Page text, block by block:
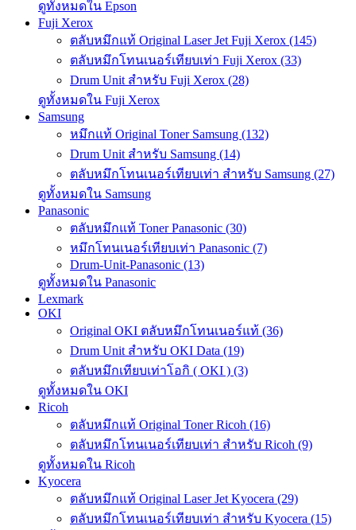
ดูทั้งหมดใน Epson
Fuji Xerox
ตลับหมึกแท้ Original Laser Jet Fuji Xerox (145)
ตลับหมึกโทนเนอร์เทียบเท่า Fuji Xerox (33)
Drum Unit สำหรับ Fuji Xerox (28)
ดูทั้งหมดใน Fuji Xerox
Samsung
หมึกแท้ Original Toner Samsung (132)
Drum Unit สำหรับ Samsung (14)
ตลับหมึกโทนเนอร์เทียบเท่า สำหรับ Samsung (27)
ดูทั้งหมดใน Samsung
Panasonic
ตลับหมึกแท้ Toner Panasonic (30)
หมึกโทนเนอร์เทียบเท่า Panasonic (7)
Drum-Unit-Panasonic (13)
ดูทั้งหมดใน Panasonic
Lexmark
OKI
Original OKI ตลับหมึกโทนเนอร์แท้ (36)
Drum Unit สำหรับ OKI Data (19)
ตลับหมึกเทียบเท่าโอกิ ( OKI ) (3)
ดูทั้งหมดใน OKI
Ricoh
ตลับหมึกแท้ Original Toner Ricoh (16)
ตลับหมึกโทนเนอร์เทียบเท่า สำหรับ Ricoh (9)
ดูทั้งหมดใน Ricoh
Kyocera
ตลับหมึกแท้ Original Laser Jet Kyocera (29)
ตลับหมึกโทนเนอร์เทียบเท่า สำหรับ Kyocera (15)